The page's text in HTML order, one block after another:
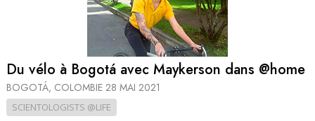
Du vélo à Bogotá avec Maykerson dans @home
BOGOTÁ, COLOMBIE 28 MAI 2021
SCIENTOLOGISTS @LIFE